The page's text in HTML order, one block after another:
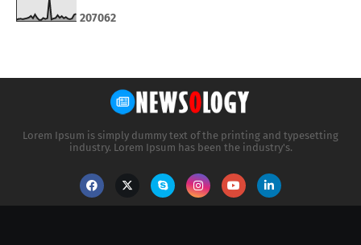
207062
Lorem Ipsum is simply dummy text of the printing and typesetting
industry. Lorem Ipsum has been the industry's.